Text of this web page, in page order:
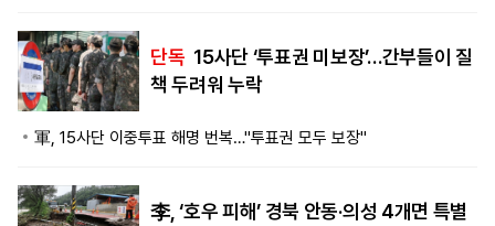
단독 15사단 ‘투표권 미보장’…간부들이 질
책 두려워 누락
軍, 15사단 이중투표 해명 번복…"투표권 모두 보장"
李, ‘호우 피해’ 경북 안동·의성 4개면 특별